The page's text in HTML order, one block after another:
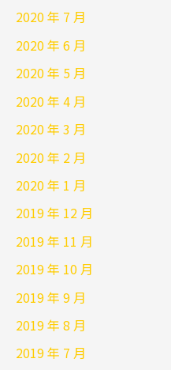
2020 年 7 月
2020 年 6 月
2020 年 5 月
2020 年 4 月
2020 年 3 月
2020 年 2 月
2020 年 1 月
2019 年 12 月
2019 年 11 月
2019 年 10 月
2019 年 9 月
2019 年 8 月
2019 年 7 月